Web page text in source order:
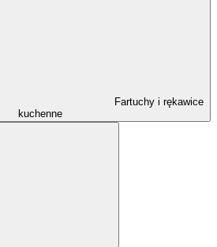
Fartuchy i rękawice
kuchenne